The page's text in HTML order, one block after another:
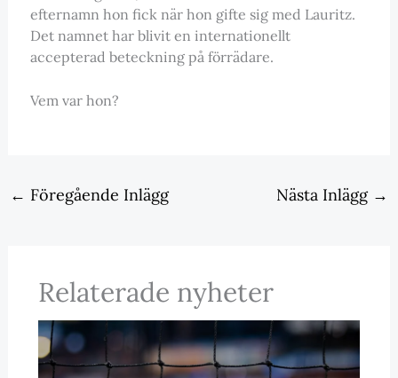
efternamn hon fick när hon gifte sig med Lauritz.
Det namnet har blivit en internationellt
accepterad beteckning på förrädare.
Vem var hon?
← Föregående Inlägg Nästa Inlägg →
Relaterade nyheter